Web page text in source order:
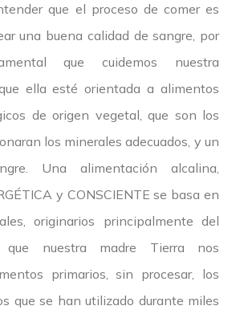
que el proceso de comer es
una buena calidad de sangre, por
que cuidemos nuestra
ella esté orientada a alimentos
de origen vegetal, que son los
los minerales adecuados, y un
Una alimentación alcalina,
y CONSCIENTE se basa en
originarios principalmente del
nuestra madre Tierra nos
primarios, sin procesar, los
que se han utilizado durante miles